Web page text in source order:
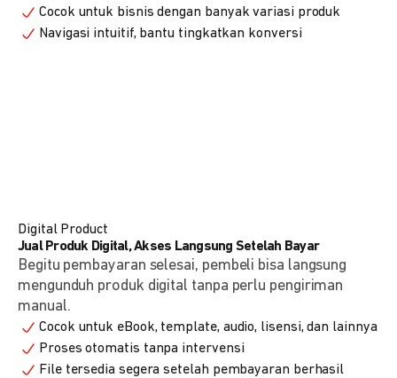
Cocok untuk bisnis dengan banyak variasi produk
Navigasi intuitif, bantu tingkatkan konversi
Digital Product
Jual Produk Digital, Akses Langsung Setelah Bayar
Begitu pembayaran selesai, pembeli bisa langsung
mengunduh produk digital tanpa perlu pengiriman
manual.
Cocok untuk eBook, template, audio, lisensi, dan lainnya
Proses otomatis tanpa intervensi
File tersedia segera setelah pembayaran berhasil